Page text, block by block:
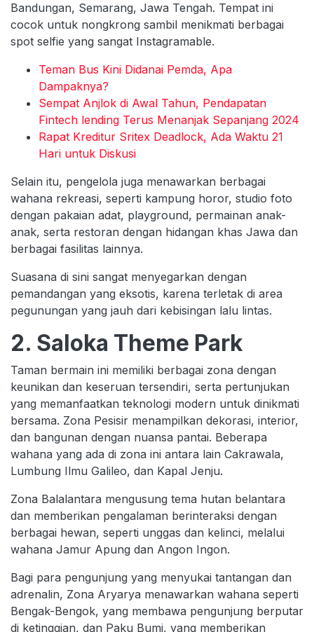
Bandungan, Semarang, Jawa Tengah. Tempat ini
cocok untuk nongkrong sambil menikmati berbagai
spot selfie yang sangat Instagramable.
Teman Bus Kini Didanai Pemda, Apa
Dampaknya?
Sempat Anjlok di Awal Tahun, Pendapatan
Fintech lending Terus Menanjak Sepanjang 2024
Rapat Kreditur Sritex Deadlock, Ada Waktu 21
Hari untuk Diskusi
Selain itu, pengelola juga menawarkan berbagai
wahana rekreasi, seperti kampung horor, studio foto
dengan pakaian adat, playground, permainan anak-
anak, serta restoran dengan hidangan khas Jawa dan
berbagai fasilitas lainnya.
Suasana di sini sangat menyegarkan dengan
pemandangan yang eksotis, karena terletak di area
pegunungan yang jauh dari kebisingan lalu lintas.
2. Saloka Theme Park
Taman bermain ini memiliki berbagai zona dengan
keunikan dan keseruan tersendiri, serta pertunjukan
yang memanfaatkan teknologi modern untuk dinikmati
bersama. Zona Pesisir menampilkan dekorasi, interior,
dan bangunan dengan nuansa pantai. Beberapa
wahana yang ada di zona ini antara lain Cakrawala,
Lumbung Ilmu Galileo, dan Kapal Jenju.
Zona Balalantara mengusung tema hutan belantara
dan memberikan pengalaman berinteraksi dengan
berbagai hewan, seperti unggas dan kelinci, melalui
wahana Jamur Apung dan Angon Ingon.
Bagi para pengunjung yang menyukai tantangan dan
adrenalin, Zona Aryarya menawarkan wahana seperti
Bengak-Bengok, yang membawa pengunjung berputar
di ketinggian, dan Paku Bumi, yang memberikan